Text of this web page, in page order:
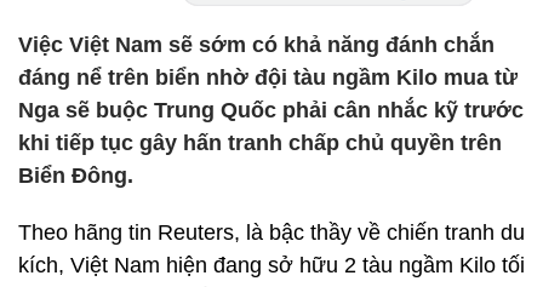
Việc Việt Nam sẽ sớm có khả năng đánh chắn
đáng nể trên biển nhờ đội tàu ngầm Kilo mua từ
Nga sẽ buộc Trung Quốc phải cân nhắc kỹ trước
khi tiếp tục gây hấn tranh chấp chủ quyền trên
Biển Đông.
Theo hãng tin Reuters, là bậc thầy về chiến tranh du
kích, Việt Nam hiện đang sở hữu 2 tàu ngầm Kilo tối